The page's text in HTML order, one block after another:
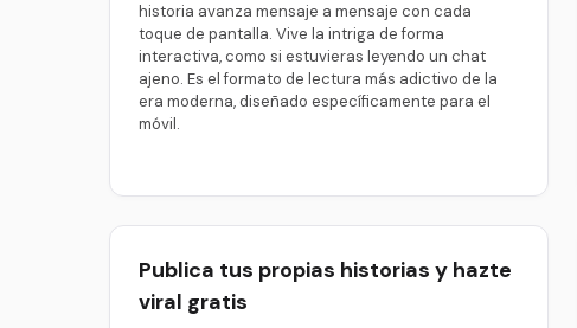
historia avanza mensaje a mensaje con cada
toque de pantalla. Vive la intriga de forma
interactiva, como si estuvieras leyendo un chat
ajeno. Es el formato de lectura más adictivo de la
era moderna, diseñado específicamente para el
móvil.
Publica tus propias historias y hazte
viral gratis